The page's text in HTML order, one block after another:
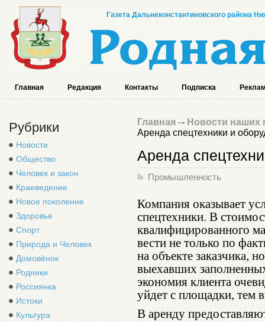
Газета Дальнеконстантиновского района
Главная Редакция Контакты Подписка
Рубрики
Новости
Общество
Человек и закон
Краеведение
Новое поколение
Здоровье
Спорт
Природа и Человек
Домовёнок
Родники
Россиянка
Истоки
Культура
Главная
Новости наших
Аренда спецтехники и
Аренда
Промышленность
Компания оказывает
спецтехники. В
квалифицированного
вести не только по
на объекте заказчика,
выехавших
экономия клиента
уйдет с площадки, тем
В аренду